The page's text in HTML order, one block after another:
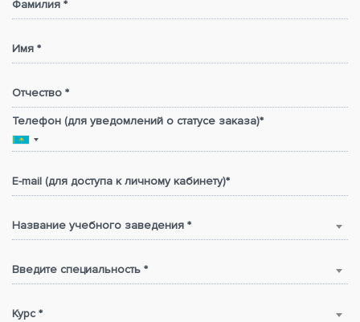
Фамилия *
Имя *
Отчество *
Телефон (для уведомлений о статусе заказа)*
E-mail (для доступа к личному кабинету)*
Название учебного заведения *
Введите специальность *
Курс *